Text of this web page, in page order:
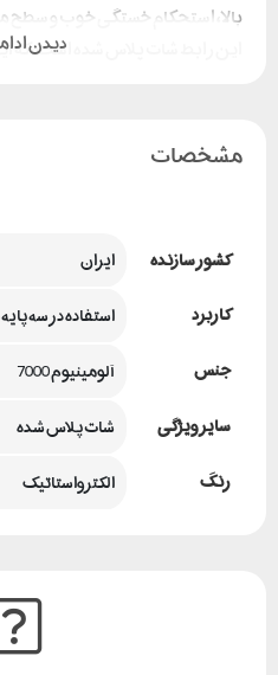
بالا، استحکام خستگی خوب و
این رابط شات پلاس شده است، که
دیدن
مشخصات
کشور سازنده
ایران
کاربرد
استفاده در سه
جنس
آلومینیوم 7000
سایر ویژگی
شات پلاس شده
رنگ
الکترواستاتیک